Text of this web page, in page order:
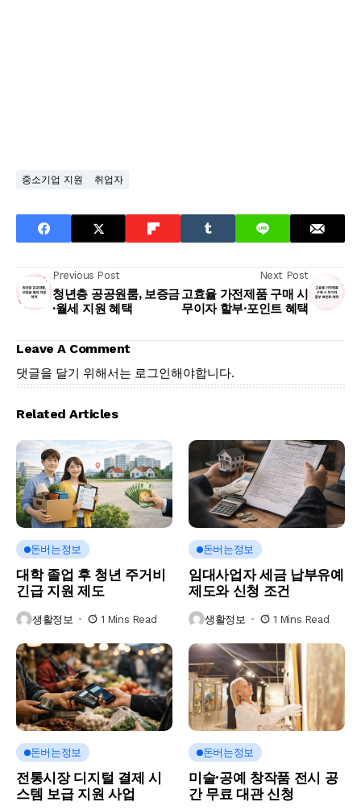
중소기업 지원 취업자
Previous Post
청년층 공공원룸, 보증금
·월세 지원 혜택
Next Post
고효율 가전제품 구매 시
무이자 할부·포인트 혜택
Leave A Comment
댓글을 달기 위해서는 로그인해야합니다.
Related Articles
돈버는정보
대학 졸업 후 청년 주거비
긴급 지원 제도
생활정보 1 Mins Read
돈버는정보
임대사업자 세금 납부유예
제도와 신청 조건
생활정보 1 Mins Read
돈버는정보
전통시장 디지털 결제 시
스템 보급 지원 사업
돈버는정보
미술·공예 창작품 전시 공
간 무료 대관 신청